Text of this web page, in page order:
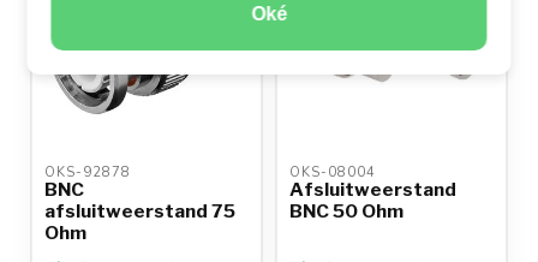
Oké
OKS-92878
BNC
afsluitweerstand 75
Ohm
OKS-08004
Afsluitweerstand
BNC 50 Ohm